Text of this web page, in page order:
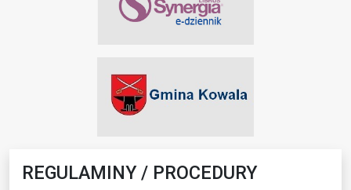
REGULAMINY / PROCEDURY